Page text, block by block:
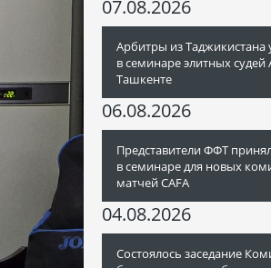
07.08.2026
Арбитры из Таджикистана
в семинаре элитных судей
Ташкенте
06.08.2026
Представители ФФТ
в семинаре для новых
матчей CAFA
04.08.2026
Состоялось заседание